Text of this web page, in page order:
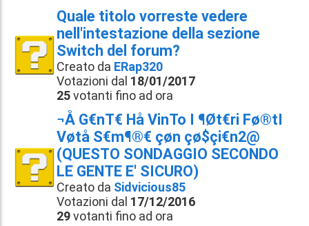
Quale titolo vorreste vedere
nell'intestazione della sezione
Switch del forum?
Creato da ERap320
Votazioni dal 18/01/2017
25votanti fino ad ora
¬Å G€nT€ Hå VinTo I ¶Øt€ri Fø®tI
Vøtå S€m¶®€ çøn çø$çi€n2@
(QUESTO SONDAGGIO SECONDO
LE GENTE E' SICURO)
Creato da Sidvicious85
Votazioni dal 17/12/2016
29votanti fino ad ora